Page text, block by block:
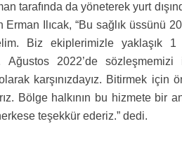
tarafında da yöneterek yurt
Ilıcak, “Bu sağlık üssünü
Biz ekiplerimizle yaklaşık 1
Ağustos 2022’de
karşınızdayız. Bitirmek için
Bölge halkının bu hizmete bir
teşekkür ederiz.” dedi.